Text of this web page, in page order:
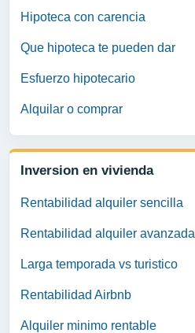
Hipoteca con carencia
Que hipoteca te pueden dar
Esfuerzo hipotecario
Alquilar o comprar
Inversion en vivienda
Rentabilidad alquiler sencilla
Rentabilidad alquiler avanzada
Larga temporada vs turistico
Rentabilidad Airbnb
Alquiler minimo rentable